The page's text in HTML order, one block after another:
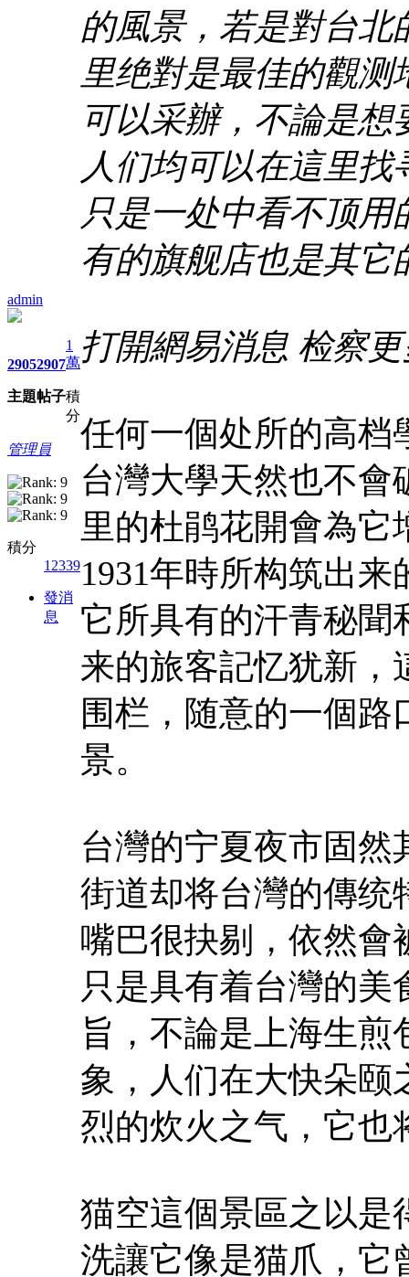
admin
2905
主題
2907
帖子
1
萬
積
分
管理員
積分
12339
發消
息
的風景，若是對台北
里绝對是最佳的觀
可以采辦，不論是想
人们均可以在這里
只是一处中看不顶
有的旗舰店也是其它
打開網易消息 检察
任何一個处所的高档
台灣大學天然也不會
里的杜鹃花開會為
1931年時所构筑出
它所具有的汗青秘聞
来的旅客記忆犹新，
围栏，随意的一個
景。
台灣的宁夏夜市固然
街道却将台灣的傳统
嘴巴很抉剔，依然會
只是具有着台灣的
旨，不論是上海生
象，人们在大快朵颐
烈的炊火之气，它也
猫空這個景區之以是
洗讓它像是猫爪，它